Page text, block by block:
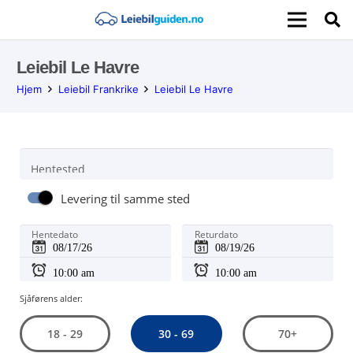
Leiebil Le Havre
Hjem Leiebil Frankrike Leiebil Le Havre
Hentested
Levering til samme sted
Hentedato Returdato
Sjåførens alder:
18 - 29 30 - 69 70+